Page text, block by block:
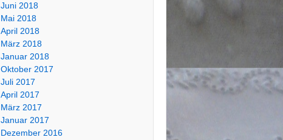
Juni 2018
Mai 2018
April 2018
März 2018
Januar 2018
Oktober 2017
Juli 2017
April 2017
März 2017
Januar 2017
Dezember 2016